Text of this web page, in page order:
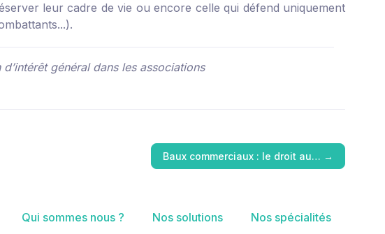
leur cadre de vie ou encore celle qui défend uniquement
général dans les associations
Baux commerciaux : le droit au… →
Qui sommes nous ? Nos solutions Nos spécialités